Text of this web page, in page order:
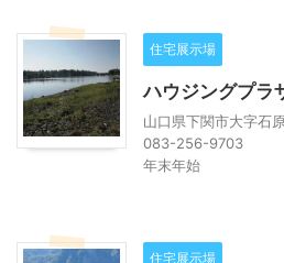
住宅展示場
ハウジングプ
山口県下関市大字石
083-256-9703
年末年始
住宅展示場